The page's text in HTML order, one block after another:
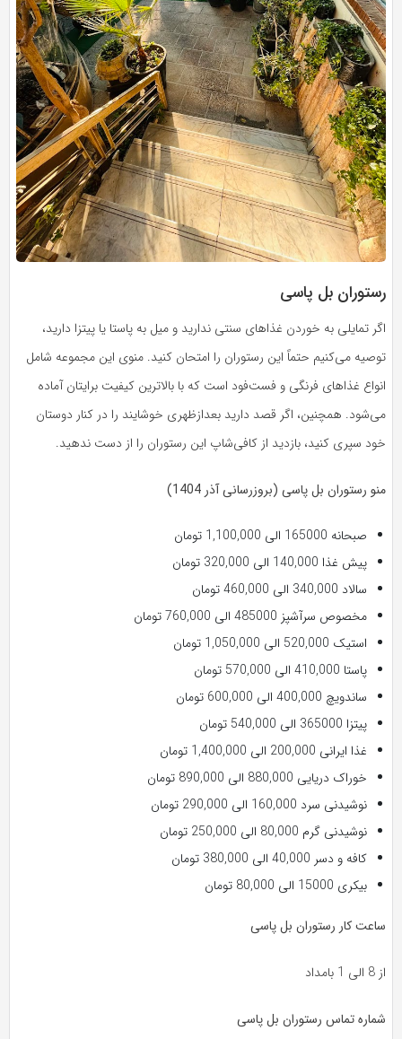
رستوران بل پاسی
اگر تمایلی به خوردن غذاهای سنتی ندارید و میل به پاستا یا پیتزا دارید،
توصیه می‌کنیم حتماً این رستوران را امتحان کنید. منوی این مجموعه شامل
انواع غذاهای فرنگی و فست‌فود است که با بالاترین کیفیت برایتان آماده
می‌شود. همچنین، اگر قصد دارید بعدازظهری خوشایند را در کنار دوستان
خود سپری کنید، بازدید از کافی‌شاپ این رستوران را از دست ندهید.
منو رستوران بل پاسی (بروزرسانی آذر 1404)
صبحانه 165000 الی 1,100,000 تومان
پیش غذا 140,000 الی 320,000 تومان
سالاد 340,000 الی 460,000 تومان
مخصوص سرآشپز 485000 الی 760,000 تومان
استیک 520,000 الی 1,050,000 تومان
پاستا 410,000 الی 570,000 تومان
ساندویچ 400,000 الی 600,000 تومان
پیتزا 365000 الی 540,000 تومان
غذا ایرانی 200,000 الی 1,400,000 تومان
خوراک دریایی 880,000 الی 890,000 تومان
نوشیدنی سرد 160,000 الی 290,000 تومان
نوشیدنی گرم 80,000 الی 250,000 تومان
کافه و دسر 40,000 الی 380,000 تومان
بیکری 15000 الی 80,000 تومان
ساعت کار رستوران بل پاسی
از 8 الی 1 بامداد
شماره تماس رستوران بل پاسی